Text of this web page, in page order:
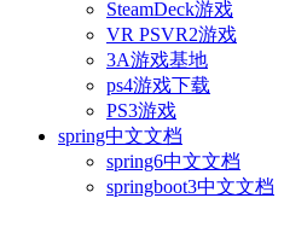
SteamDeck游戏
VR PSVR2游戏
3A游戏基地
ps4游戏下载
PS3游戏
spring中文文档
spring6中文文档
springboot3中文文档